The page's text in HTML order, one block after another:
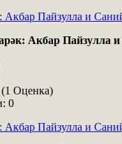
Акбар Пайзулла
Оценка)
0